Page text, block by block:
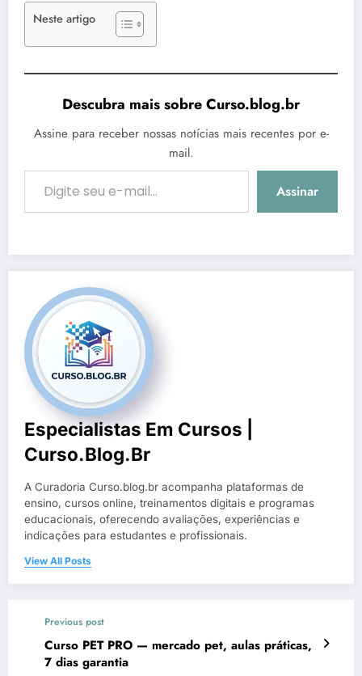
Neste artigo
Descubra mais sobre Curso.blog.br
Assine para receber nossas notícias mais recentes por e-
mail.
Digite seu e-mail…
Assinar
Especialistas Em Cursos |
Curso.blog.br
A Curadoria Curso.blog.br acompanha plataformas de
ensino, cursos online, treinamentos digitais e programas
educacionais, oferecendo avaliações, experiências e
indicações para estudantes e profissionais.
View All Posts
Previous post
Curso PET PRO — mercado pet, aulas práticas,
7 dias garantia